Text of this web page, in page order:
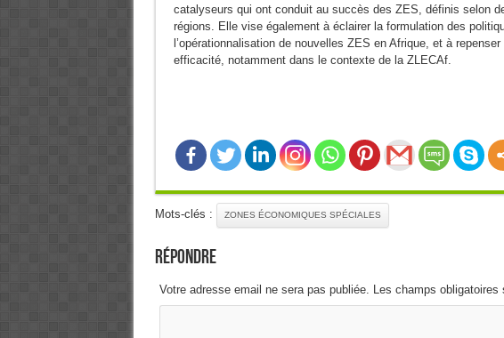
catalyseurs qui ont conduit au succès des ZES, définis selon
régions. Elle vise également à éclairer la formulation des
l’opérationnalisation de nouvelles ZES en Afrique, et à
efficacité, notamment dans le contexte de la ZLECAf.
Mots-clés : ZONES ÉCONOMIQUES SPÉCIALES
Répondre
Votre adresse email ne sera pas publiée. Les champs obligatoires